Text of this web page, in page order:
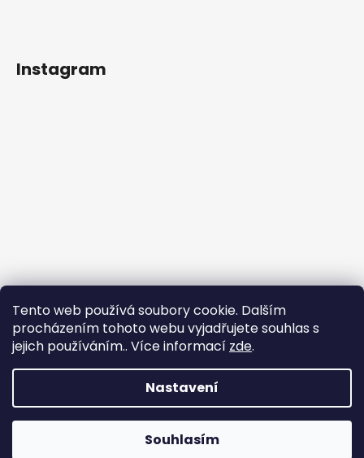
Tento web používá soubory cookie. Dalším
procházením tohoto webu vyjadřujete souhlas s
jejich používáním.. Více informací zde.
Nastavení
Souhlasím
Instagram
Copyright 2026nadhernevlasy.cz. Všechna práva
vyhrazena.